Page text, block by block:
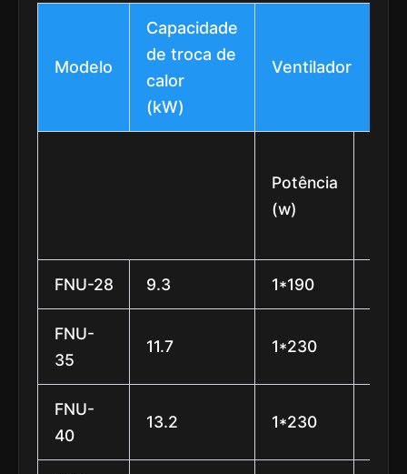
Modelo
Capacidade
de troca de
calor
(kW)
Ventilador
Potência
(w)
FNU-28 9.3 1*190
FNU-
35
11.7 1*230
FNU-
40
13.2 1*230